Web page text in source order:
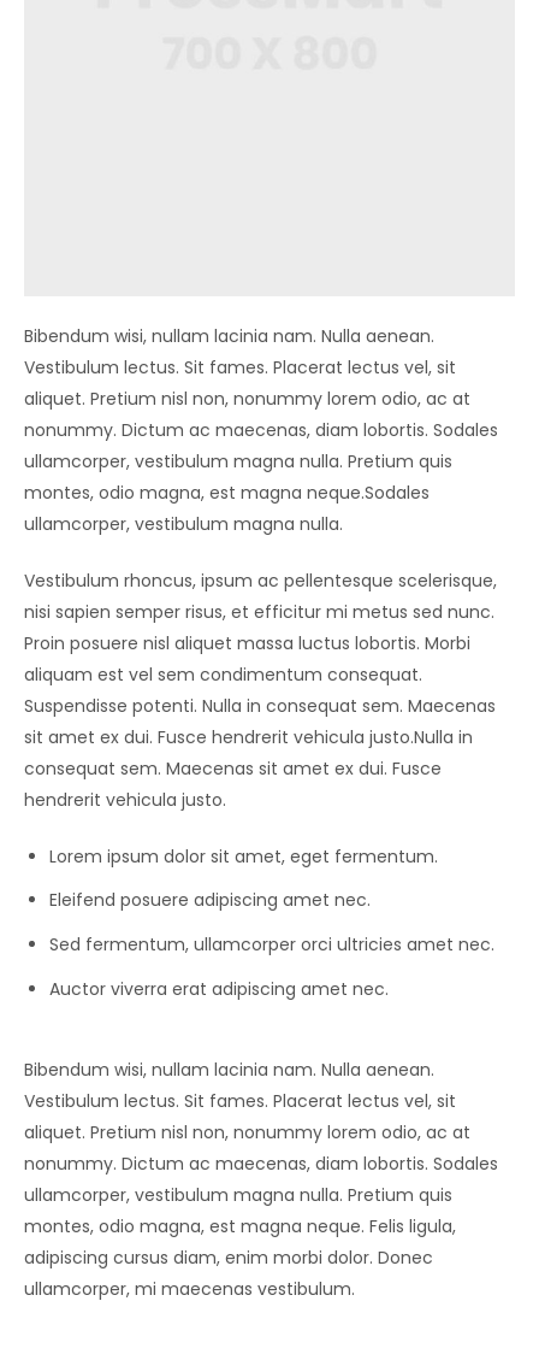
Bibendum wisi, nullam lacinia nam. Nulla aenean.
Vestibulum lectus. Sit fames. Placerat lectus vel, sit
aliquet. Pretium nisl non, nonummy lorem odio, ac at
nonummy. Dictum ac maecenas, diam lobortis. Sodales
ullamcorper, vestibulum magna nulla. Pretium quis
montes, odio magna, est magna neque.Sodales
ullamcorper, vestibulum magna nulla.
Vestibulum rhoncus, ipsum ac pellentesque scelerisque,
nisi sapien semper risus, et efficitur mi metus sed nunc.
Proin posuere nisl aliquet massa luctus lobortis. Morbi
aliquam est vel sem condimentum consequat.
Suspendisse potenti. Nulla in consequat sem. Maecenas
sit amet ex dui. Fusce hendrerit vehicula justo.Nulla in
consequat sem. Maecenas sit amet ex dui. Fusce
hendrerit vehicula justo.
Lorem ipsum dolor sit amet, eget fermentum.
Eleifend posuere adipiscing amet nec.
Sed fermentum, ullamcorper orci ultricies amet nec.
Auctor viverra erat adipiscing amet nec.
Bibendum wisi, nullam lacinia nam. Nulla aenean.
Vestibulum lectus. Sit fames. Placerat lectus vel, sit
aliquet. Pretium nisl non, nonummy lorem odio, ac at
nonummy. Dictum ac maecenas, diam lobortis. Sodales
ullamcorper, vestibulum magna nulla. Pretium quis
montes, odio magna, est magna neque. Felis ligula,
adipiscing cursus diam, enim morbi dolor. Donec
ullamcorper, mi maecenas vestibulum.